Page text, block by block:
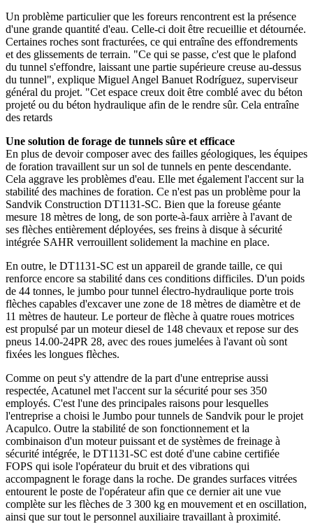
Un problème particulier que les foreurs rencontrent est la présence
d'une grande quantité d'eau. Celle-ci doit être recueillie et détournée.
Certaines roches sont fracturées, ce qui entraîne des effondrements
et des glissements de terrain. "Ce qui se passe, c'est que le plafond
du tunnel s'effondre, laissant une partie supérieure creuse au-dessus
du tunnel", explique Miguel Angel Banuet Rodríguez, superviseur
général du projet. "Cet espace creux doit être comblé avec du béton
projeté ou du béton hydraulique afin de le rendre sûr. Cela entraîne
des retards
Une solution de forage de tunnels sûre et efficace
En plus de devoir composer avec des failles géologiques, les équipes
de foration travaillent sur un sol de tunnels en pente descendante.
Cela aggrave les problèmes d'eau. Elle met également l'accent sur la
stabilité des machines de foration. Ce n'est pas un problème pour la
Sandvik Construction DT1131-SC. Bien que la foreuse géante
mesure 18 mètres de long, de son porte-à-faux arrière à l'avant de
ses flèches entièrement déployées, ses freins à disque à sécurité
intégrée SAHR verrouillent solidement la machine en place.
En outre, le DT1131-SC est un appareil de grande taille, ce qui
renforce encore sa stabilité dans ces conditions difficiles. D'un poids
de 44 tonnes, le jumbo pour tunnel électro-hydraulique porte trois
flèches capables d'excaver une zone de 18 mètres de diamètre et de
11 mètres de hauteur. Le porteur de flèche à quatre roues motrices
est propulsé par un moteur diesel de 148 chevaux et repose sur des
pneus 14.00-24PR 28, avec des roues jumelées à l'avant où sont
fixées les longues flèches.
Comme on peut s'y attendre de la part d'une entreprise aussi
respectée, Acatunel met l'accent sur la sécurité pour ses 350
employés. C'est l'une des principales raisons pour lesquelles
l'entreprise a choisi le Jumbo pour tunnels de Sandvik pour le projet
Acapulco. Outre la stabilité de son fonctionnement et la
combinaison d'un moteur puissant et de systèmes de freinage à
sécurité intégrée, le DT1131-SC est doté d'une cabine certifiée
FOPS qui isole l'opérateur du bruit et des vibrations qui
accompagnent le forage dans la roche. De grandes surfaces vitrées
entourent le poste de l'opérateur afin que ce dernier ait une vue
complète sur les flèches de 3 300 kg en mouvement et en oscillation,
ainsi que sur tout le personnel auxiliaire travaillant à proximité.